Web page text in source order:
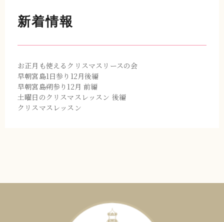
新着情報
お正月も使えるクリスマスリースの会
早朝宮島1日参り12月後編
早朝宮島朔参り12月 前編
土曜日のクリスマスレッスン 後編
クリスマスレッスン